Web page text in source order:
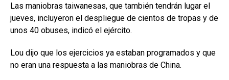
Las maniobras taiwanesas, que también tendrán lugar el
jueves, incluyeron el despliegue de cientos de tropas y de
unos 40 obuses, indicó el ejército.
Lou dijo que los ejercicios ya estaban programados y que
no eran una respuesta a las maniobras de China.